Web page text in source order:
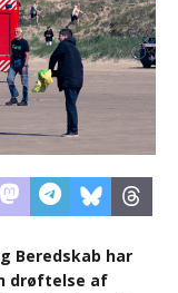
Beredskab har
drøftelse af